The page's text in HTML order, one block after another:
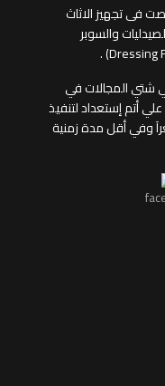
2006م. وتخصصت فى تجهيز الاثاث
والسوبر
شتي المجالات في
أتم إستعداد لتنفيذ
وفي أقل مدة زمنية